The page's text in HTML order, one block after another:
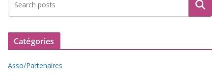
Catégories
Asso/Partenaires